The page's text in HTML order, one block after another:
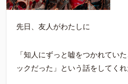
先日、友人がわたしに
「知人にずっと嘘をつかれてい
ックだった」という話をしてくれ